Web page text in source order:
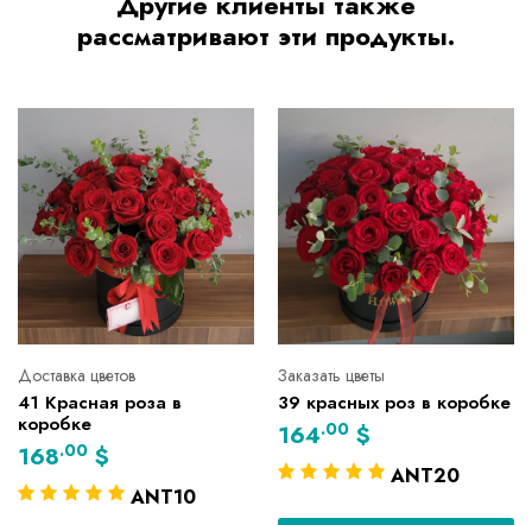
рассматривают эти продукты.
Доставка цветов
41 Красная роза в
коробке
168.00 $
ANT10
Заказать цветы
39 красных роз в коробке
164.00 $
ANT20